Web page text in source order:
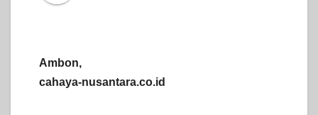
Ambon,
cahaya-nusantara.co.id